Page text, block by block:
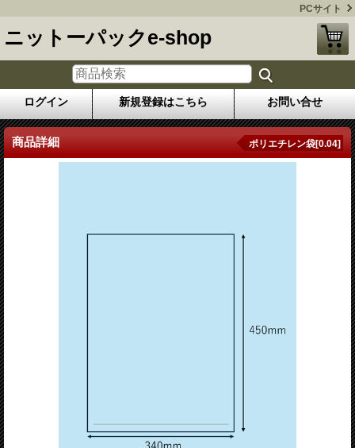
PCサイト
ニットーパックe-shop
ログイン 新規登録はこちら お問い合せ
商品詳細 ポリエチレン袋[0.04]